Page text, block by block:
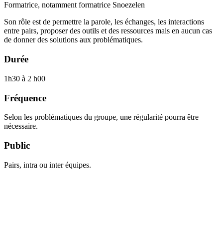
Formatrice, notamment formatrice Snoezelen
Son rôle est de permettre la parole, les échanges, les interactions
entre pairs, proposer des outils et des ressources mais en aucun cas
de donner des solutions aux problématiques.
Durée
1h30 à 2 h00
Fréquence
Selon les problématiques du groupe, une régularité pourra être
nécessaire.
Public
Pairs, intra ou inter équipes.